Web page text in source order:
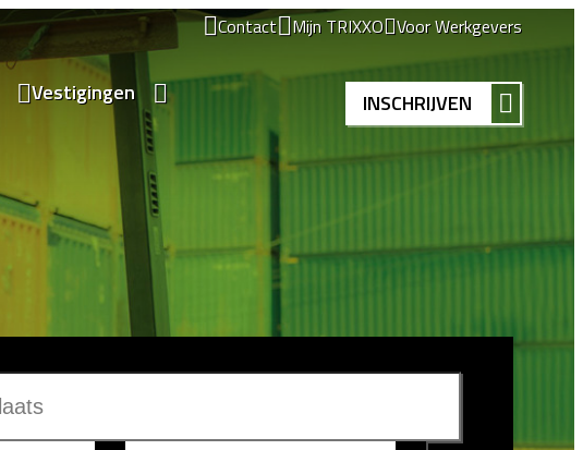
Contact Mijn TRIXXO Voor Werkgevers
Vestigingen INSCHRIJVEN